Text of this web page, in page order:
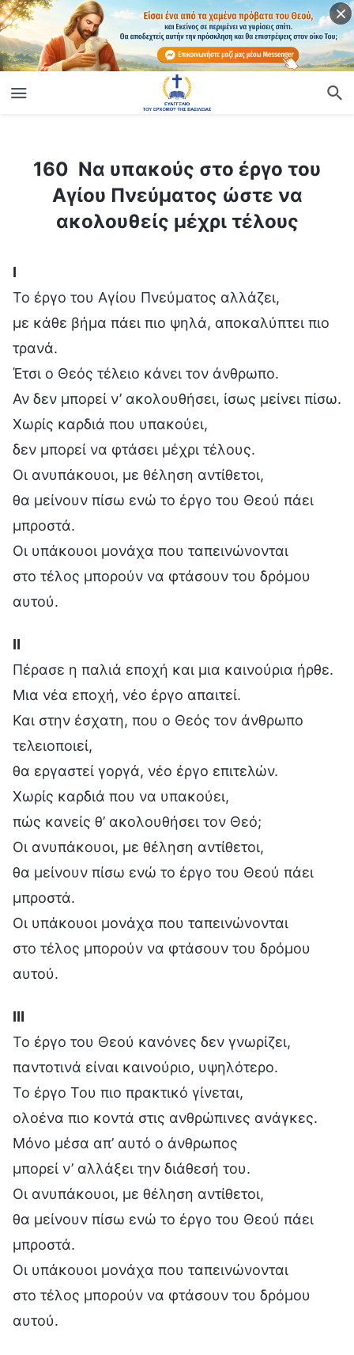
160 Να υπακούς στο έργο του
Αγίου Πνεύματος ώστε να
ακολουθείς μέχρι τέλους
Ⅰ
Το έργο του Αγίου Πνεύματος αλλάζει,
με κάθε βήμα πάει πιο ψηλά, αποκαλύπτει πιο
τρανά.
Έτσι ο Θεός τέλειο κάνει τον άνθρωπο.
Αν δεν μπορεί ν’ ακολουθήσει, ίσως μείνει πίσω.
Χωρίς καρδιά που υπακούει,
δεν μπορεί να φτάσει μέχρι τέλους.
Οι ανυπάκουοι, με θέληση αντίθετοι,
θα μείνουν πίσω ενώ το έργο του Θεού πάει
μπροστά.
Οι υπάκουοι μονάχα που ταπεινώνονται
στο τέλος μπορούν να φτάσουν του δρόμου
αυτού.
Ⅱ
Πέρασε η παλιά εποχή και μια καινούρια ήρθε.
Μια νέα εποχή, νέο έργο απαιτεί.
Και στην έσχατη, που ο Θεός τον άνθρωπο
τελειοποιεί,
θα εργαστεί γοργά, νέο έργο επιτελών.
Χωρίς καρδιά που να υπακούει,
πώς κανείς θ’ ακολουθήσει τον Θεό;
Οι ανυπάκουοι, με θέληση αντίθετοι,
θα μείνουν πίσω ενώ το έργο του Θεού πάει
μπροστά.
Οι υπάκουοι μονάχα που ταπεινώνονται
στο τέλος μπορούν να φτάσουν του δρόμου
αυτού.
Ⅲ
Το έργο του Θεού κανόνες δεν γνωρίζει,
παντοτινά είναι καινούριο, υψηλότερο.
Το έργο Του πιο πρακτικό γίνεται,
ολοένα πιο κοντά στις ανθρώπινες ανάγκες.
Μόνο μέσα απ’ αυτό ο άνθρωπος
μπορεί ν’ αλλάξει την διάθεσή του.
Οι ανυπάκουοι, με θέληση αντίθετοι,
θα μείνουν πίσω ενώ το έργο του Θεού πάει
μπροστά.
Οι υπάκουοι μονάχα που ταπεινώνονται
στο τέλος μπορούν να φτάσουν του δρόμου
αυτού.